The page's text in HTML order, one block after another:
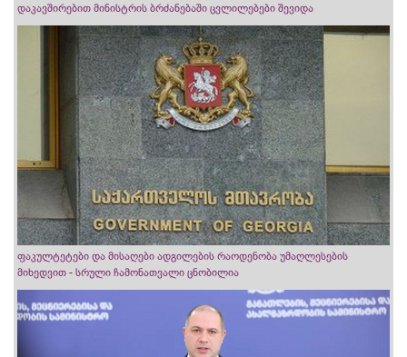
დაკავშირებით მინისტრის ბრძანებაში ცვლილებები შევიდა
ფაკულტეტები და მისაღები ადგილების რაოდენობა უმაღლესების
მიხედვით - სრული ჩამონათვალი ცნობილია